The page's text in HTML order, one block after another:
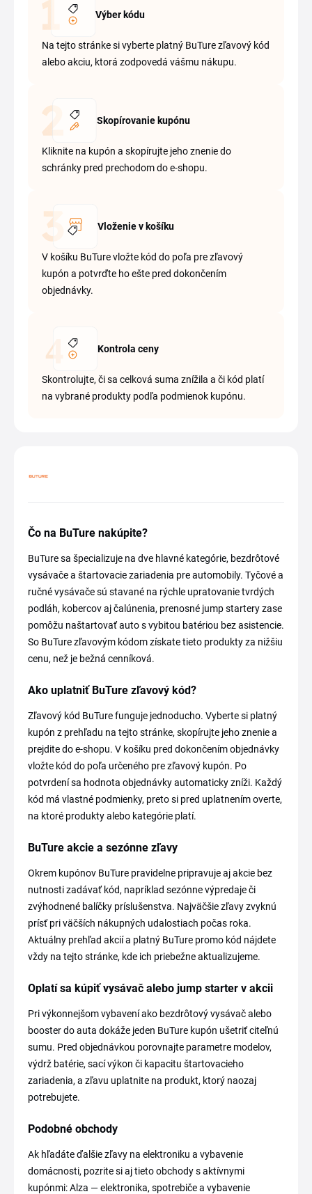
Výber kódu
Na tejto stránke si vyberte platný BuTure zľavový kód
alebo akciu, ktorá zodpovedá vášmu nákupu.
Skopírovanie kupónu
Kliknite na kupón a skopírujte jeho znenie do
schránky pred prechodom do e-shopu.
Vloženie v košíku
V košíku BuTure vložte kód do poľa pre zľavový
kupón a potvrďte ho ešte pred dokončením
objednávky.
Kontrola ceny
Skontrolujte, či sa celková suma znížila a či kód platí
na vybrané produkty podľa podmienok kupónu.
Čo na BuTure nakúpite?
BuTure sa špecializuje na dve hlavné kategórie, bezdrôtové
vysávače a štartovacie zariadenia pre automobily. Tyčové a
ručné vysávače sú stavané na rýchle upratovanie tvrdých
podláh, kobercov aj čalúnenia, prenosné jump startery zase
pomôžu naštartovať auto s vybitou batériou bez asistencie.
So BuTure zľavovým kódom získate tieto produkty za nižšiu
cenu, než je bežná cenníková.
Ako uplatniť BuTure zľavový kód?
Zľavový kód BuTure funguje jednoducho. Vyberte si platný
kupón z prehľadu na tejto stránke, skopírujte jeho znenie a
prejdite do e-shopu. V košíku pred dokončením objednávky
vložte kód do poľa určeného pre zľavový kupón. Po
potvrdení sa hodnota objednávky automaticky zníži. Každý
kód má vlastné podmienky, preto si pred uplatnením overte,
na ktoré produkty alebo kategórie platí.
BuTure akcie a sezónne zľavy
Okrem kupónov BuTure pravidelne pripravuje aj akcie bez
nutnosti zadávať kód, napríklad sezónne výpredaje či
zvýhodnené balíčky príslušenstva. Najväčšie zľavy zvyknú
prísť pri väčších nákupných udalostiach počas roka.
Aktuálny prehľad akcií a platný BuTure promo kód nájdete
vždy na tejto stránke, kde ich priebežne aktualizujeme.
Oplatí sa kúpiť vysávač alebo jump starter v akcii
Pri výkonnejšom vybavení ako bezdrôtový vysávač alebo
booster do auta dokáže jeden BuTure kupón ušetriť citeľnú
sumu. Pred objednávkou porovnajte parametre modelov,
výdrž batérie, sací výkon či kapacitu štartovacieho
zariadenia, a zľavu uplatnite na produkt, ktorý naozaj
potrebujete.
Podobné obchody
Ak hľadáte ďalšie zľavy na elektroniku a vybavenie
domácnosti, pozrite si aj tieto obchody s aktívnymi
kupónmi: Alza — elektronika, spotrebiče a vybavenie